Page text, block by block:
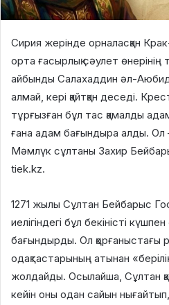
Сирия жерінде орналасқан
орта ғасырлық сәулет өнерінің
айбынды Салахаддин әл-
алмай, кері қайтқан деседі.
тұрғызған бұл тас қамалды
ғана адам бағындыра алды.
Мәмлүк сұлтаны Захир
tiek.kz.
1271 жылы Сұлтан Бейбарыс
иелігіндегі бұл бекіністі
бағындырды. Ол қорғаныстағы
одақтастарының атынан
жолдайды. Осылайша, Сұлтан
кейін оны одан сайын нығайтып,